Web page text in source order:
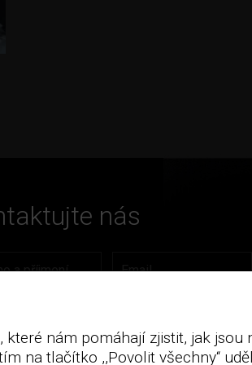
nás
nám pomáhají zjistit, jak
na tlačítko ,,Povolit všechny“